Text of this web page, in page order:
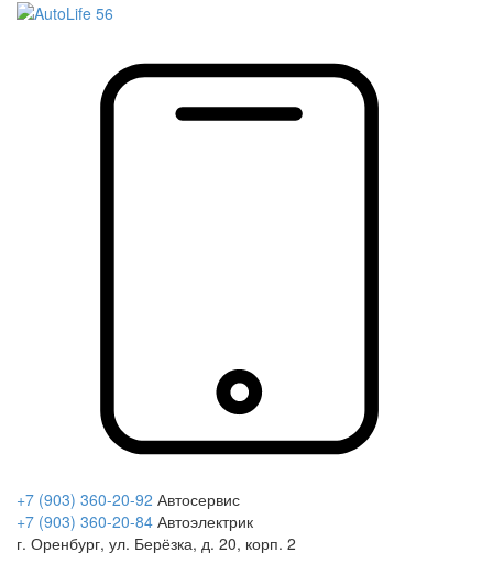
+7 (903) 360-20-92 Автосервис
+7 (903) 360-20-84 Автоэлектрик
г. Оренбург, ул. Берёзка, д. 20, корп. 2